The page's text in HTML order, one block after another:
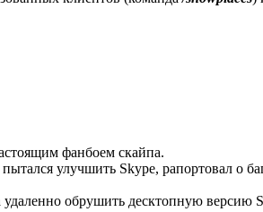
фанбоем скайпа.
улучшить Skype, рапортовал о
обрушить десктопную версию